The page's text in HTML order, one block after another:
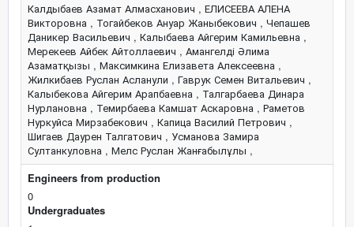
Калдыбаев Азамат Алмасханович , ЕЛИСЕЕВА АЛЕНА
Викторовна , Тогайбеков Ануар Жаныбекович , Чепашев
Даникер Васильевич , Калыбаева Айгерим Камильевна ,
Мерекеев Айбек Айтоллаевич , Амангелді Әлима
Азаматқызы , Максимкина Елизавета Алексеевна ,
Жилкибаев Руслан Асланули , Гаврук Семен Витальевич ,
Калыбекова Айгерим Арапбаевна , Талгарбаева Динара
Нурлановна , Темирбаева Камшат Аскаровна , Раметов
Нуркуйса Мирзабекович , Капица Василий Петрович ,
Шигаев Даурен Талгатович , Усманова Замира
Султанкуловна , Мелс Руслан Жанғабылұлы ,
Engineers from production
0
Undergraduates